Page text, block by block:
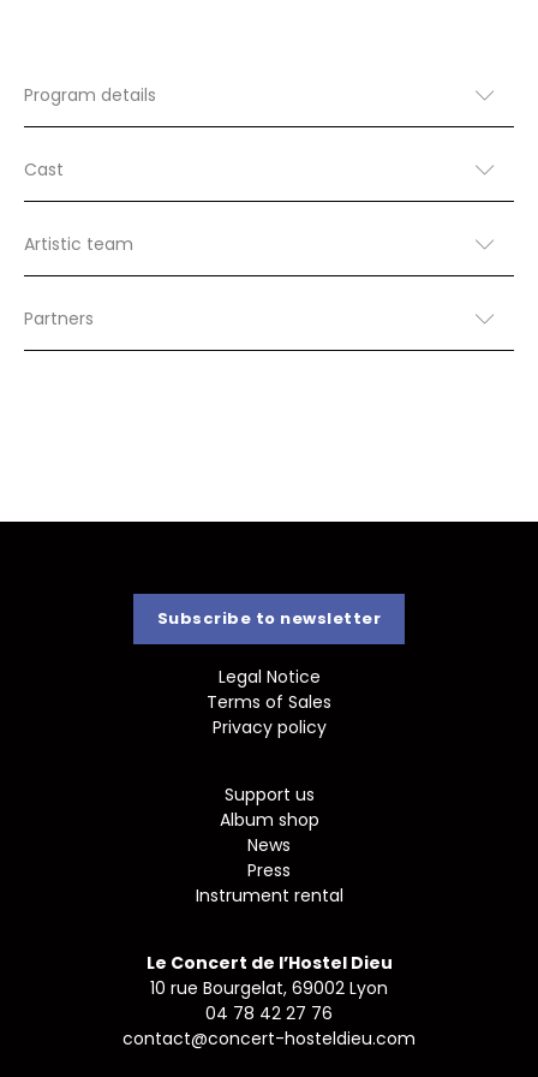
Program details
Cast
Artistic team
Partners
Subscribe to newsletter
Legal Notice
Terms of Sales
Privacy policy
Support us
Album shop
News
Press
Instrument rental
Le Concert de l’Hostel Dieu
10 rue Bourgelat, 69002 Lyon
04 78 42 27 76
contact@concert-hosteldieu.com